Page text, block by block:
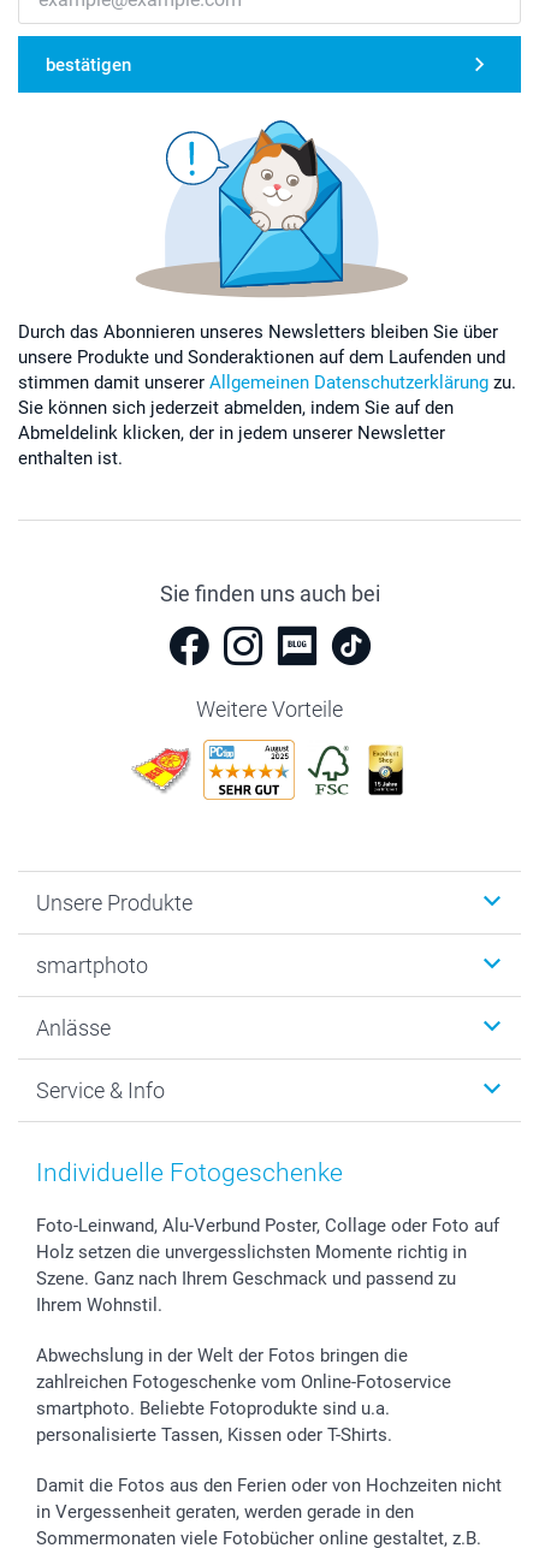
bestätigen
Durch das Abonnieren unseres Newsletters bleiben Sie über
unsere Produkte und Sonderaktionen auf dem Laufenden und
stimmen damit unserer Allgemeinen Datenschutzerklärung zu.
Sie können sich jederzeit abmelden, indem Sie auf den
Abmeldelink klicken, der in jedem unserer Newsletter
enthalten ist.
Sie finden uns auch bei
Weitere Vorteile
Unsere Produkte
Fotogeschenke
MyNameBook
Fotoabzüge, Fotos als Buch & Poster
Zubehör & Material
Sticker & Etiketten
Geschenk-Gutscheine (PDF)
smartphoto
Warum smartphoto
Datenschutz
AGB
Presse
Partnerprogramme
Investor Relations
Widerrufsrecht
Anlässe
Neujahr
Muttertag
Kommunion & Konfirmation
Hochzeit
Geburtstag
Zu allen Anlässen
Service & Info
Preise und Versandkosten
48h Lieferung
Zahlungsmöglichkeiten
Anmelden /Registrieren
Status der Bestellung
smartfriends
smartgarantie
smartbonus
Individuelle Fotogeschenke
Foto-Leinwand, Alu-Verbund Poster, Collage oder Foto auf
Holz setzen die unvergesslichsten Momente richtig in
Szene. Ganz nach Ihrem Geschmack und passend zu
Ihrem Wohnstil.
Abwechslung in der Welt der Fotos bringen die
zahlreichen Fotogeschenke vom Online-Fotoservice
smartphoto. Beliebte Fotoprodukte sind u.a.
personalisierte Tassen, Kissen oder T-Shirts.
Damit die Fotos aus den Ferien oder von Hochzeiten nicht
in Vergessenheit geraten, werden gerade in den
Sommermonaten viele Fotobücher online gestaltet, z.B.